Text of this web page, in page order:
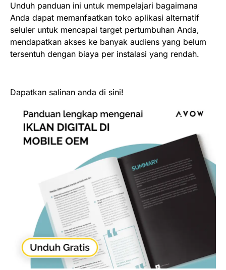
Unduh panduan ini untuk mempelajari bagaimana
Anda dapat memanfaatkan toko aplikasi alternatif
seluler untuk mencapai target pertumbuhan Anda,
mendapatkan akses ke banyak audiens yang belum
tersentuh dengan biaya per instalasi yang rendah.
Dapatkan salinan anda di sini!